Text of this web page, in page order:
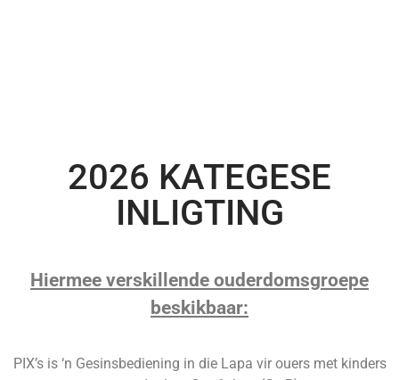
2026 KATEGESE
INLIGTING
Hiermee verskillende ouderdomsgroepe
beskikbaar:
PIX’s is ‘n Gesinsbediening in die Lapa vir ouers met kinders